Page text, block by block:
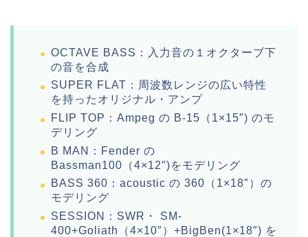
OCTAVE BASS：入力音の１オクターブ下
の音を合成
SUPER FLAT：周波数レンジの広い特性
を持ったオリジナル・アンプ
FLIP TOP：Ampeg の B-15（1×15″) のモ
デリング
B MAN：Fender の
Bassman100（4×12″)をモデリング
BASS 360：acoustic の 360（1×18″）の
モデリング
SESSION：SWR・ SM-
400+Goliath（4×10″）+BigBen(1×18″) を